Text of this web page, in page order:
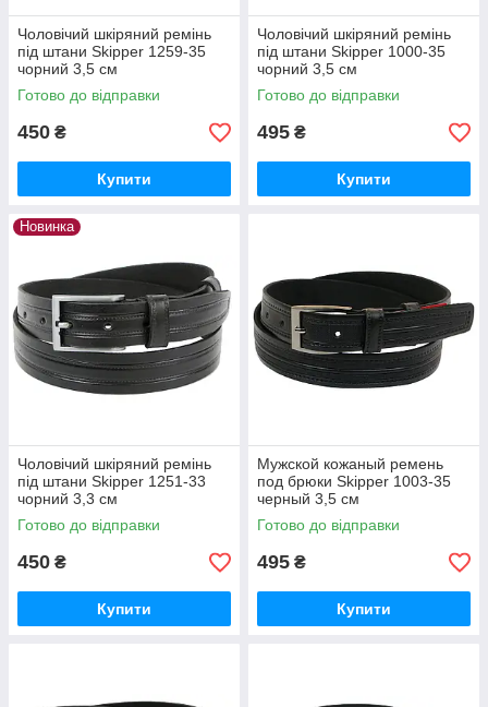
Чоловічий шкіряний ремінь
під штани Skipper 1259-35
чорний 3,5 см
Готово до відправки
450 ₴
Купити
Чоловічий шкіряний ремінь
під штани Skipper 1000-35
чорний 3,5 см
Готово до відправки
495 ₴
Купити
Новинка
Чоловічий шкіряний ремінь
під штани Skipper 1251-33
чорний 3,3 см
Готово до відправки
450 ₴
Купити
Мужской кожаный ремень
под брюки Skipper 1003-35
черный 3,5 см
Готово до відправки
495 ₴
Купити